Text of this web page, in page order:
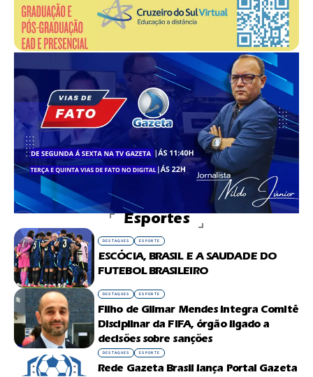
Esportes
DESTAQUES ESPORTE
ESCÓCIA, BRASIL E A SAUDADE DO
FUTEBOL BRASILEIRO
DESTAQUES ESPORTE
Filho de Gilmar Mendes integra Comitê
Disciplinar da FIFA, órgão ligado a
decisões sobre sanções
DESTAQUES ESPORTE
Rede Gazeta Brasil lança Portal Gazeta